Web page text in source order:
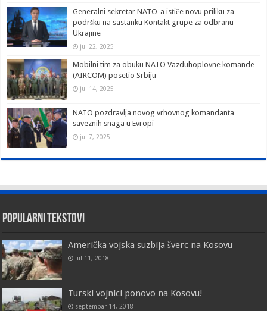
Generalni sekretar NATO-a ističe novu priliku za
podršku na sastanku Kontakt grupe za odbranu
Ukrajine
jul 22, 2025
Mobilni tim za obuku NATO Vazduhoplovne komande
(AIRCOM) posetio Srbiju
jul 14, 2025
NATO pozdravlja novog vrhovnog komandanta
saveznih snaga u Evropi
jul 7, 2025
Popularni tekstovi
Američka vojska suzbija šverc na Kosovu
jul 11, 2018
Turski vojnici ponovo na Kosovu!
septembar 14, 2018